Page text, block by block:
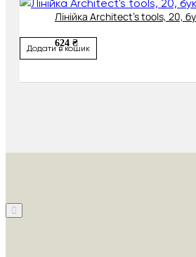
Лінійка Architect's tools, 20,
624 ₴
Додати в кошик